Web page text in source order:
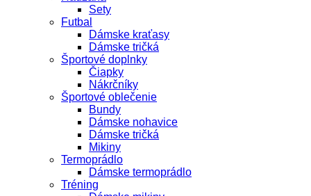
Sety
Futbal
Dámske kraťasy
Dámske tričká
Športové doplnky
Čiapky
Nákrčníky
Športové oblečenie
Bundy
Dámske nohavice
Dámske tričká
Mikiny
Termoprádlo
Dámske termoprádlo
Tréning